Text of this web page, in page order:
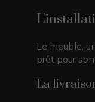
Le meuble,
prêt pour
La